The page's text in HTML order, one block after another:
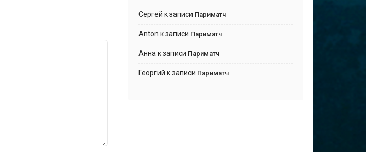
Сергей к записи Париматч
Anton к записи Париматч
Анна к записи Париматч
Георгий к записи Париматч